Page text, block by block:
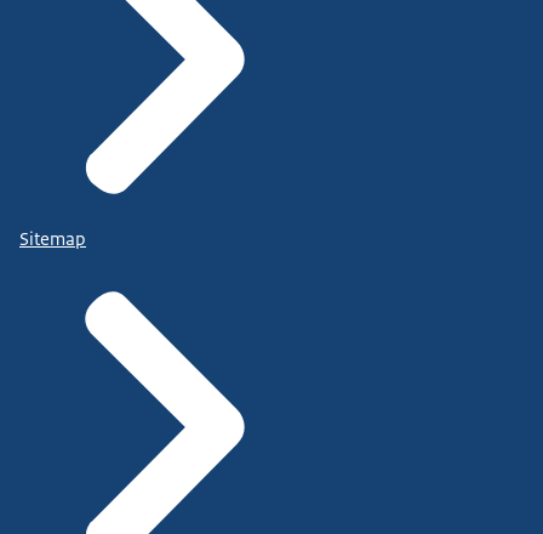
Sitemap